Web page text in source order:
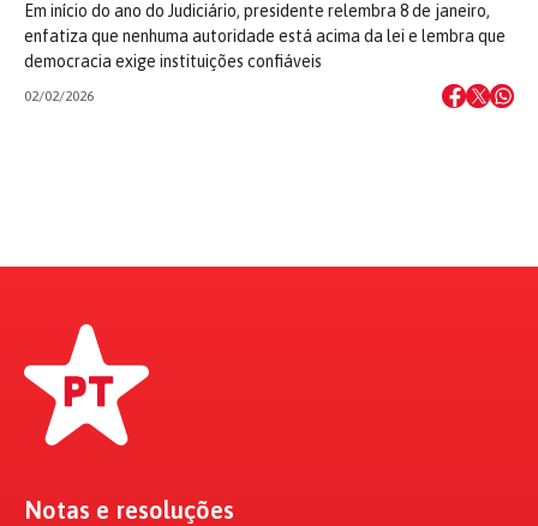
Em início do ano do Judiciário, presidente relembra 8 de janeiro,
enfatiza que nenhuma autoridade está acima da lei e lembra que
democracia exige instituições confiáveis
02/02/2026
Notas e resoluções